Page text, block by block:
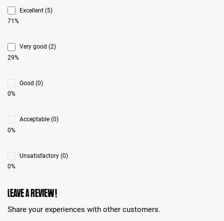
Excellent (5)
71%
Very good (2)
29%
Good (0)
0%
Acceptable (0)
0%
Unsatisfactory (0)
0%
Leave a review!
Share your experiences with other customers.